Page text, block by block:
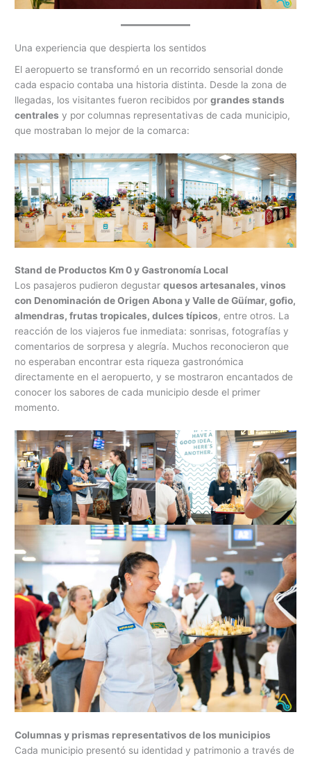
Una experiencia que despierta los sentidos
El aeropuerto se transformó en un recorrido sensorial donde
cada espacio contaba una historia distinta. Desde la zona de
llegadas, los visitantes fueron recibidos porgrandes stands
centrales y por columnas representativas de cada municipio,
que mostraban lo mejor de la comarca:
Stand de Productos Km 0 y Gastronomía Local
Los pasajeros pudieron degustarquesos artesanales, vinos
con Denominación de Origen Abona y Valle de Güímar, gofio,
almendras, frutas tropicales, dulces típicos, entre otros. La
reacción de los viajeros fue inmediata: sonrisas, fotografías y
comentarios de sorpresa y alegría. Muchos reconocieron que
no esperaban encontrar esta riqueza gastronómica
directamente en el aeropuerto, y se mostraron encantados de
conocer los sabores de cada municipio desde el primer
momento.
Columnas y prismas representativos de los municipios
Cada municipio presentó su identidad y patrimonio a través de